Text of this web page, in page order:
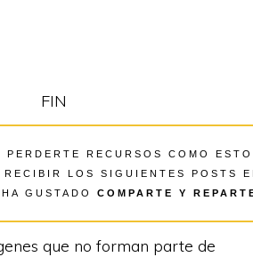
FIN
RECURSOS COMO
RECIBIR LOS SIGUIENTES POSTS
GUSTADO COMPARTE Y
que no forman parte de